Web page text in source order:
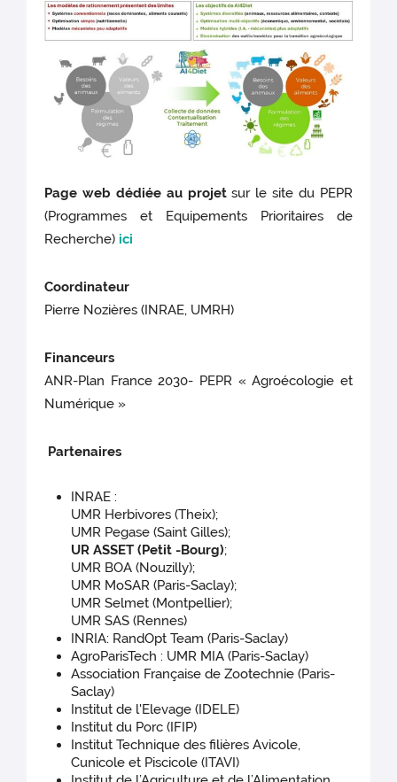
Page web dédiée au projetsur le site du PEPR
(Programmes et Equipements Prioritaires de
Recherche) ici
Coordinateur
Pierre Nozières (INRAE, UMRH)
Financeurs
ANR-Plan France 2030- PEPR « Agroécologie et
Numérique »
Partenaires
INRAE :
UMR Herbivores (Theix);
UMR Pegase (Saint Gilles);
UR ASSET (Petit -Bourg);
UMR BOA (Nouzilly);
UMR MoSAR (Paris-Saclay);
UMR Selmet (Montpellier);
UMR SAS (Rennes)
INRIA: RandOpt Team (Paris-Saclay)
AgroParisTech : UMR MIA (Paris-Saclay)
Association Française de Zootechnie (Paris-
Saclay)
Institut de l'Elevage (IDELE)
Institut du Porc (IFIP)
Institut Technique des filières Avicole,
Cunicole et Piscicole (ITAVI)